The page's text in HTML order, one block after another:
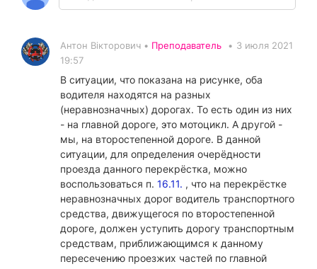
Антон Вікторович • Преподаватель • 3 июля 2021
19:57
В ситуации, что показана на рисунке, оба
водителя находятся на разных
(неравнозначных) дорогах. То есть один из них
- на главной дороге, это мотоцикл. А другой -
мы, на второстепенной дороге. В данной
ситуации, для определения очерёдности
проезда данного перекрёстка, можно
воспользоваться п. 16.11. , что на перекрёстке
неравнозначных дорог водитель транспортного
средства, движущегося по второстепенной
дороге, должен уступить дорогу транспортным
средствам, приближающимся к данному
пересечению проезжих частей по главной